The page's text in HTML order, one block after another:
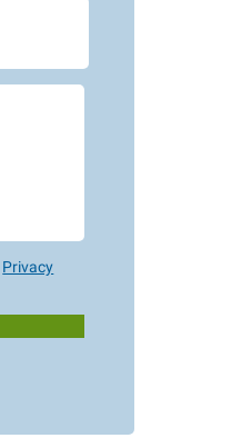
Privacy